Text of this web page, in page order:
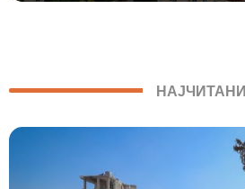
НАЈЧИТАНИ